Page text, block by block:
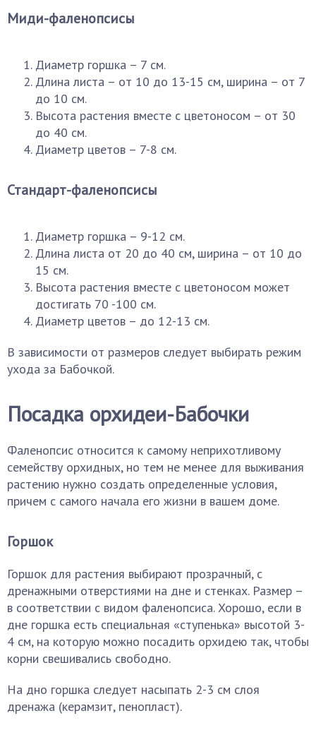
Миди-фаленопсисы
Диаметр горшка – 7 см.
Длина листа – от 10 до 13-15 см, ширина – от 7
до 10 см.
Высота растения вместе с цветоносом – от 30
до 40 см.
Диаметр цветов – 7-8 см.
Стандарт-фаленопсисы
Диаметр горшка – 9-12 см.
Длина листа от 20 до 40 см, ширина – от 10 до
15 см.
Высота растения вместе с цветоносом может
достигать 70 -100 см.
Диаметр цветов – до 12-13 см.
В зависимости от размеров следует выбирать режим
ухода за Бабочкой.
Посадка орхидеи-Бабочки
Фаленопсис относится к самому неприхотливому
семейству орхидных, но тем не менее для выживания
растению нужно создать определенные условия,
причем с самого начала его жизни в вашем доме.
Горшок
Горшок для растения выбирают прозрачный, с
дренажными отверстиями на дне и стенках. Размер –
в соответствии с видом фаленопсиса. Хорошо, если в
дне горшка есть специальная «ступенька» высотой 3-
4 см, на которую можно посадить орхидею так, чтобы
корни свешивались свободно.
На дно горшка следует насыпать 2-3 см слоя
дренажа (керамзит, пенопласт).